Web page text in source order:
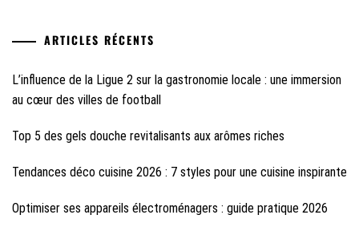
ARTICLES RÉCENTS
L’influence de la Ligue 2 sur la gastronomie locale : une immersion
au cœur des villes de football
Top 5 des gels douche revitalisants aux arômes riches
Tendances déco cuisine 2026 : 7 styles pour une cuisine inspirante
Optimiser ses appareils électroménagers : guide pratique 2026